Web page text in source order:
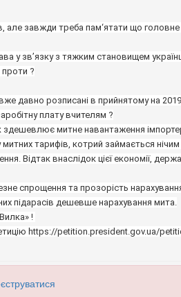
але завжди треба пам‘ятати що
проти ?
давно розписані в прийнятому на
плату вчителям ?
митне навантаження
митних тарифів, котрий займається
Відтак внаслідок цієї економії,
підарасів дешевше нарахування мита.
https://petition.president.gov.ua/